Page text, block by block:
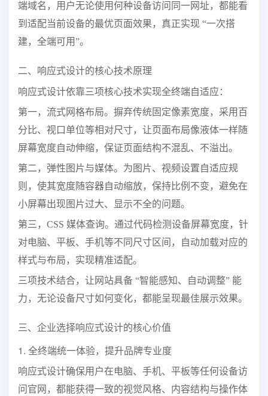
端域名，用户无论使用何种设备访问同一网址，都能看
到适配当前设备的最优页面效果，真正实现 “一次搭
建，全端可用”。
二、响应式设计的核心技术原理
响应式设计依靠三项核心技术实现全终端自适应：
第一，流式网格布局。摒弃传统固定像素宽度，采用百
分比、视口单位等相对尺寸，让页面布局像液体一样随
屏幕宽度自动伸缩，保证页面结构不混乱、不溢出。
第二，弹性图片与媒体。为图片、视频设置自适应规
则，使其宽度随容器自动缩放，保持比例不变，避免在
小屏幕出现图片过大、显示不全的问题。
第三，CSS 媒体查询。通过代码检测设备屏幕宽度，针
对电脑、平板、手机等不同尺寸区间，自动加载对应的
样式与布局，实现精准适配。
三项技术结合，让网站具备 “智能感知、自动调整” 能
力，无论设备尺寸如何变化，都能呈现最佳展示效果。
三、企业选择响应式设计的核心价值
1. 全终端统一体验，提升品牌专业度
响应式设计确保用户在电脑、手机、平板等任何设备访
问官网，都能获得一致的视觉风格、内容结构与操作体